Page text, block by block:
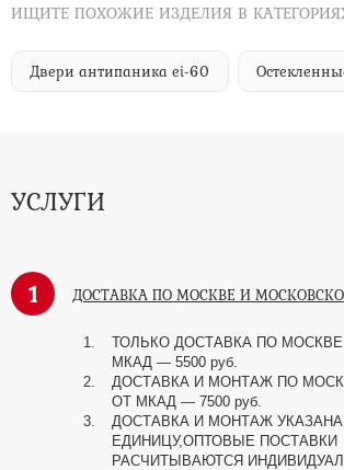
ИЩИТЕ ПОХОЖИЕ ИЗДЕЛИЯ В
Двери антипаника ei-60
УСЛУГИ
1 ДОСТАВКА ПО МОСКВЕ И
ТОЛЬКО ДОСТАВКА ПО МОСКВЕ
МКАД — 5500 руб.
ДОСТАВКА И МОНТАЖ ПО
ОТ МКАД — 7500 руб.
ДОСТАВКА И МОНТАЖ
ЕДИНИЦУ,ОПТОВЫЕ ПОСТАВКИ
РАСЧИТЫВАЮТСЯ